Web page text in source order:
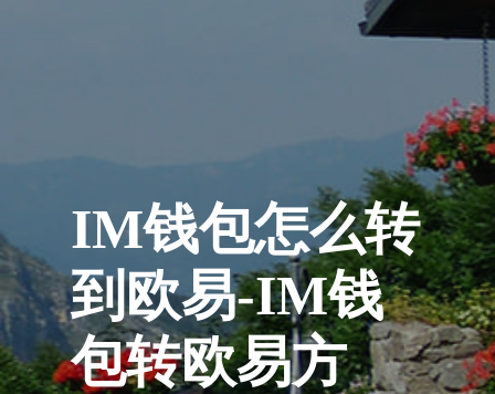
IM钱包怎么转
到欧易-IM钱
包转欧易方